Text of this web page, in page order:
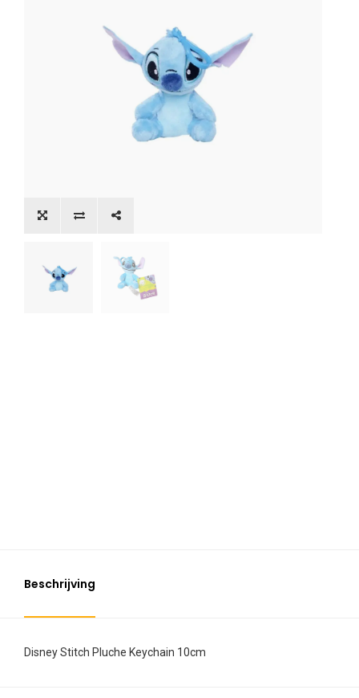
Beschrijving
Disney Stitch Pluche Keychain 10cm